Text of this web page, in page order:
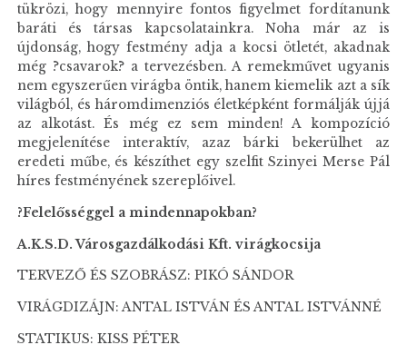
tükrözi, hogy mennyire fontos figyelmet fordítanunk
baráti és társas kapcsolatainkra. Noha már az is
újdonság, hogy festmény adja a kocsi ötletét, akadnak
még ?csavarok? a tervezésben. A remekművet ugyanis
nem egyszerűen virágba öntik, hanem kiemelik azt a sík
világból, és háromdimenziós életképként formálják újjá
az alkotást. És még ez sem minden! A kompozíció
megjelenítése interaktív, azaz bárki bekerülhet az
eredeti műbe, és készíthet egy szelfit Szinyei Merse Pál
híres festményének szereplőivel.
?Felelősséggel a mindennapokban?
A.K.S.D. Városgazdálkodási Kft. virágkocsija
TERVEZŐ ÉS SZOBRÁSZ: PIKÓ SÁNDOR
VIRÁGDIZÁJN: ANTAL ISTVÁN ÉS ANTAL ISTVÁNNÉ
STATIKUS: KISS PÉTER